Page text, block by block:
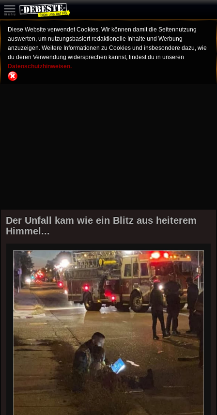
Diese Website verwendet Cookies. Wir können damit die Seitennutzung
auswerten, um nutzungsbasiert redaktionelle Inhalte und Werbung
anzuzeigen. Weitere Informationen zu Cookies und insbesondere dazu, wie
du deren Verwendung widersprechen kannst, findest du in unseren
Datenschutzhinweisen.
Der Unfall kam wie ein Blitz aus heiterem
Himmel...